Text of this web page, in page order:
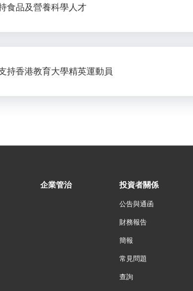
食品及營養科學人才
持香港教育大學精英運動員
企業管治 投資者關係
公告與通函
財務報告
簡報
常見問題
查詢